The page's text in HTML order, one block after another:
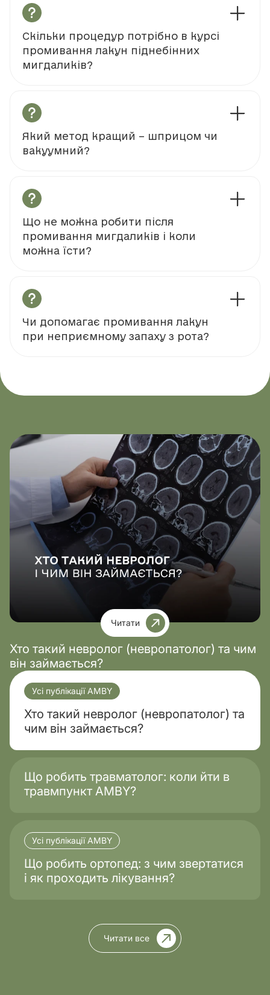
Скільки процедур потрібно в курсі
промивання лакун піднебінних
мигдаликів?
Який метод кращий – шприцом чи
вакуумний?
Що не можна робити після
промивання мигдаликів і коли
можна їсти?
Чи допомагає промивання лакун
при неприємному запаху з рота?
Читати
Хто такий невролог (невропатолог) та чим
він займається?
Усі публікації AMBY
Хто такий невролог (невропатолог) та
чим він займається?
Що робить травматолог: коли йти в
травмпункт AMBY?
Усі публікації AMBY
Що робить ортопед: з чим звертатися
і як проходить лікування?
Читати все